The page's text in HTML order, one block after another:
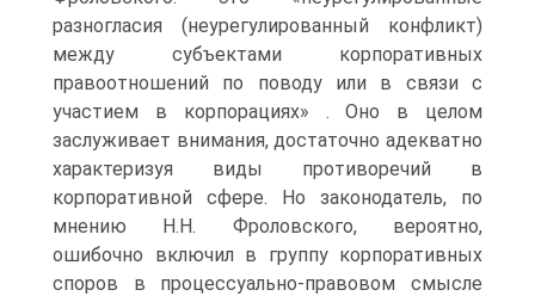
разногласия (неурегулированный конфликт)
между субъектами корпоративных
правоотношений по поводу или в связи с
участием в корпорациях» . Оно в целом
заслуживает внимания, достаточно адекватно
характеризуя виды противоречий в
корпоративной сфере. Но законодатель, по
мнению Н.Н. Фроловского, вероятно,
ошибочно включил в группу корпоративных
споров в процессуально-правовом смысле